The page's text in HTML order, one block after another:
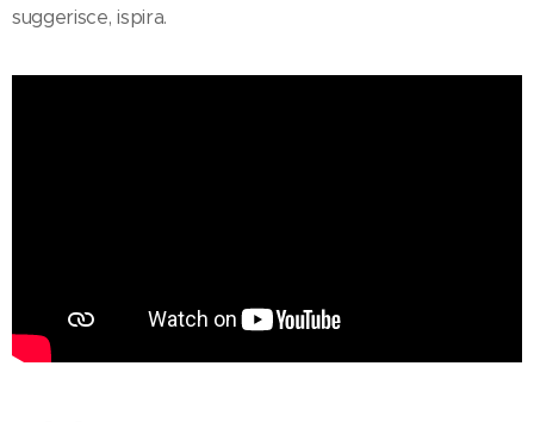
suggerisce, ispira.